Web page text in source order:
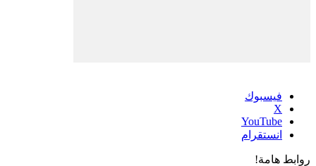
فيسبوك
‫X
‫YouTube
انستقرام
روابط هامة!